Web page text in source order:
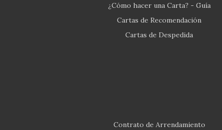
¿Cómo hacer una Carta? - Guía
Cartas de Recomendación
Cartas de Despedida
Contrato de Arrendamiento